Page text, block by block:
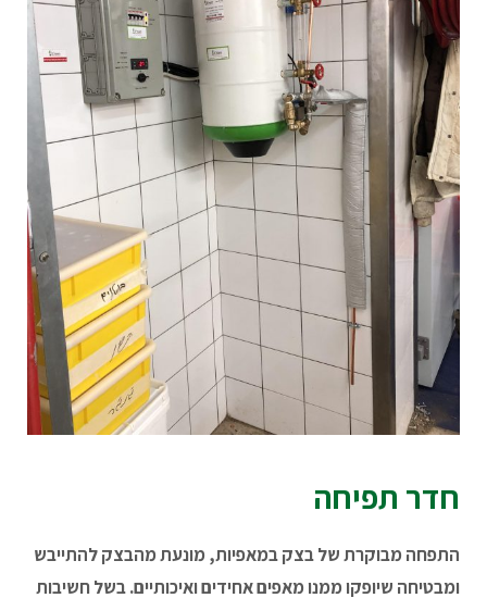
חדר תפיחה
התפחה מבוקרת של בצק במאפיות, מונעת מהבצק להתייבש
ומבטיחה שיופקו ממנו מאפים אחידים ואיכותיים. בשל חשיבות